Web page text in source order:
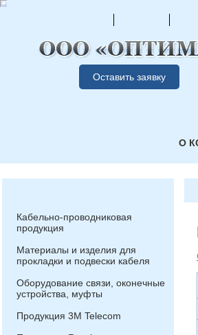
Оставить заявку
О
Кабельно-проводниковая
продукция
Материалы и изделия для
прокладки и подвески кабеля
Оборудование связи, оконечные
устройства, муфты
Продукция 3М Telecom